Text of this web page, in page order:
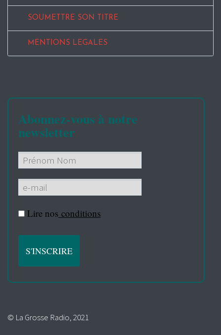
SOUMETTRE SON TITRE
MENTIONS LEGALES
Abonnez-vous à notre
newsletter
Lire nos conditions
© La Grosse Radio, 2021